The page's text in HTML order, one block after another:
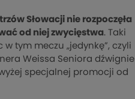
Słowacji nie rozpoczęła
od niej zwycięstwa. Taki
tym meczu „jedynkę”, czyli
Weissa Seniora dźwignie
specjalnej promocji od